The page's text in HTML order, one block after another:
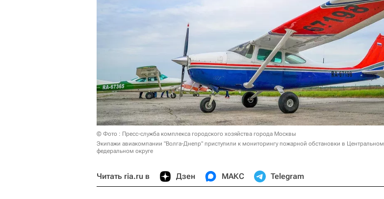
© Фото : Пресс-служба комплекса городского хозяйства города Москвы
Экипажи авиакомпании "Волга-Днепр" приступили к мониторингу пожарной обстановки в Центральном
федеральном округе
Читать ria.ru в Дзен МАКС Telegram